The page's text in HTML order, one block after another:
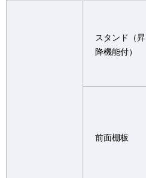
スタンド（昇
降機能付）
前面棚板